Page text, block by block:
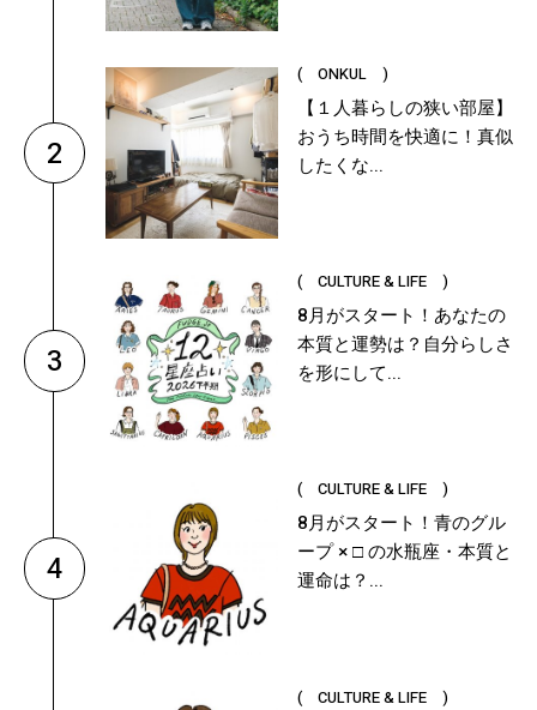
2
( ONKUL )
【１人暮らしの狭い部屋】
おうち時間を快適に！真似
したくな...
3
( CULTURE & LIFE )
8月がスタート！あなたの
本質と運勢は？自分らしさ
を形にして...
4
( CULTURE & LIFE )
8月がスタート！青のグル
ープ × □ の水瓶座・本質と
運命は？...
( CULTURE & LIFE )